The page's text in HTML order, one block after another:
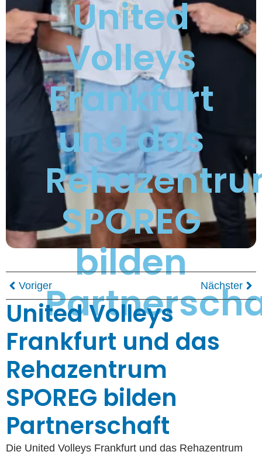
United
Volleys
Frankfurt
und das
SPOREG
bilden
Voriger Nächster
United Volleys
Frankfurt und das
Rehazentrum
SPOREG bilden
Partnerschaft
Die United Volleys Frankfurt und das Rehazentrum